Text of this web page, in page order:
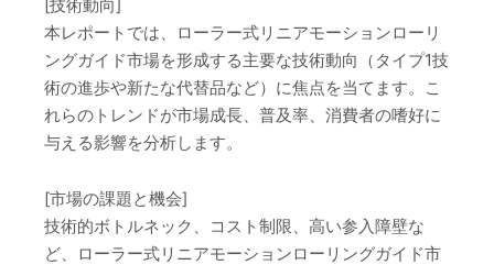
[技術動向]
本レポートでは、ローラー式リニアモーションローリ
ングガイド市場を形成する主要な技術動向（タイプ1技
術の進歩や新たな代替品など）に焦点を当てます。こ
れらのトレンドが市場成長、普及率、消費者の嗜好に
与える影響を分析します。
[市場の課題と機会]
技術的ボトルネック、コスト制限、高い参入障壁な
ど、ローラー式リニアモーションローリングガイド市